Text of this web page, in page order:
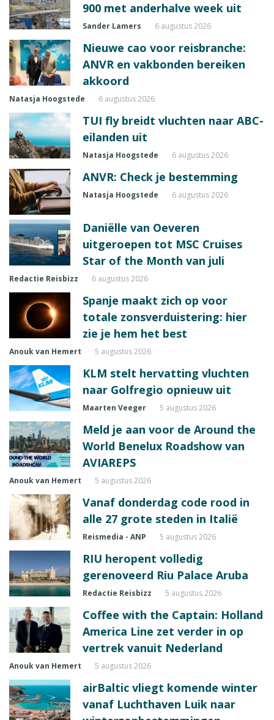
900 met anderhalve week uit
Sander Lamers 6 augustus 2026
Nieuwe cao voor reisbranche:
ANVR en vakbonden bereiken
akkoord
Natasja Hoogstede 6 augustus 2026
TUI fly breidt vluchten naar ABC-
eilanden uit
Natasja Hoogstede 6 augustus 2026
ANVR: Check je bestemming
Natasja Hoogstede 6 augustus 2026
Daniëlle van Oeveren
uitgeroepen tot MSC Cruises
Star of the Month van juli
Redactie Reisbizz 6 augustus 2026
Spanje maakt zich op voor
totale zonsverduistering: hier
zie je hem het best
Anouk van Hemert 5 augustus 2026
KLM stelt hervatting vluchten
naar Golfregio opnieuw uit
Maarten Veeger 5 augustus 2026
Meld je aan voor de Around the
World Benelux Roadshow van
AVIAREPS
Anouk van Hemert 5 augustus 2026
Vanaf donderdag code rood in
alle 27 grote steden in Italië
Reismedia - ANP 5 augustus 2026
RIU heropent volledig
gerenoveerd Riu Palace Aruba
Redactie Reisbizz 5 augustus 2026
Coffee with the Captain: Holland
America Line zet verder in op
vertrek vanuit Nederland
Anouk van Hemert 5 augustus 2026
airBaltic vliegt komende winter
vanaf Luchthaven Luik naar